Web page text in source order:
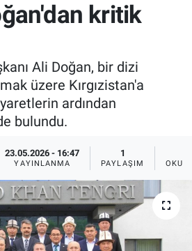
kritik
Ali Doğan, bir dizi
üzere Kırgızistan'a
ardından
bulundu.
23.05.2026 - 16:47
YAYINLANMA
1
PAYLAŞIM